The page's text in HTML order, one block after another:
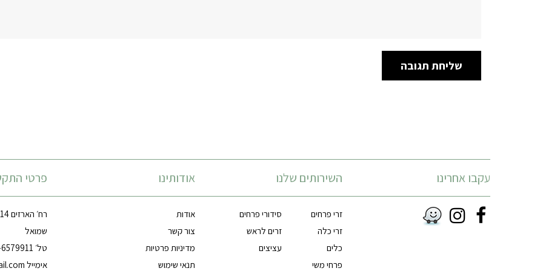
עקבו אחרינו השירותים שלנו
זרי פרחים
סידורי פרחים
זרי כלה
זרים לראש
כלים
עציצים
פרחי משי
אודותינו
אודות
צור קשר
מדיניות פרטיות
תנאי שימוש
פרטי
שמואל
טל׳ 03-6579911
אימייל